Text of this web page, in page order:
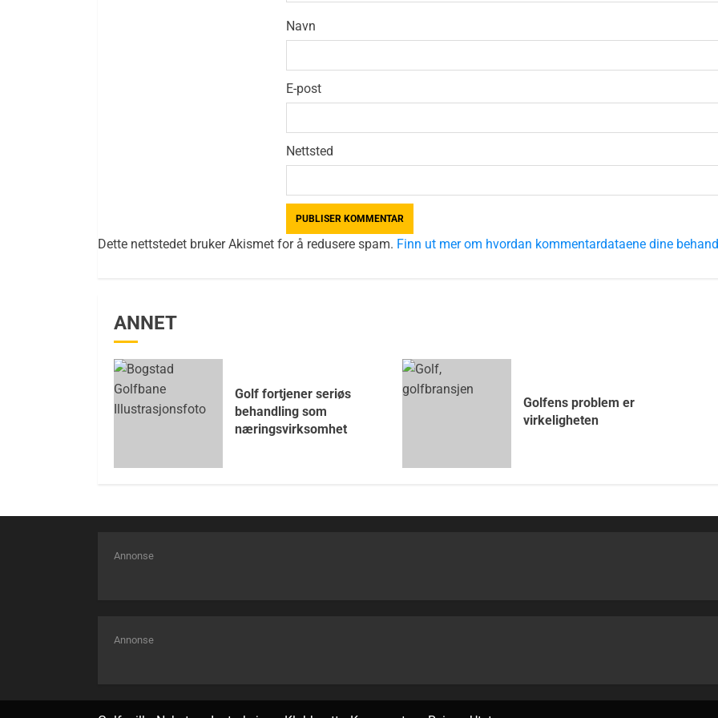
Navn
E-post
Nettsted
Dette nettstedet bruker Akismet for å redusere spam. Finn ut mer om hvordan kommentardataene dine
ANNET
Golf fortjener seriøs
behandling som
næringsvirksomhet
Golfens problem er
virkeligheten
Annonse
Annonse